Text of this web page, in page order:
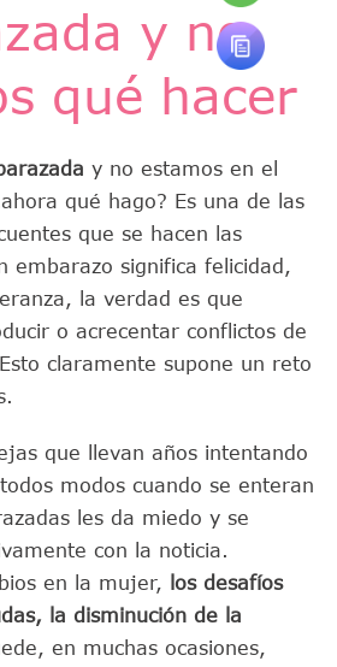
y no
qué hacer
y no estamos en el
qué hago? Es una de las
que se hacen las
embarazo significa felicidad,
la verdad es que
o acrecentar conflictos de
claramente supone un reto
que llevan años intentando
modos cuando se enteran
les da miedo y se
con la noticia.
en la mujer, los desafíos
la disminución de la
en muchas ocasiones,